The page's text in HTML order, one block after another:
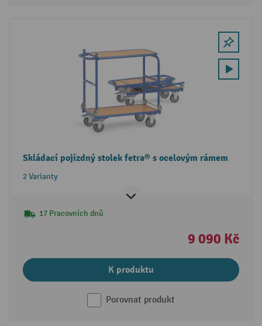
Skládací pojízdný stolek fetra® s ocelovým rámem
2 Varianty
17 Pracovních dnů
9 090 Kč
K produktu
Porovnat produkt